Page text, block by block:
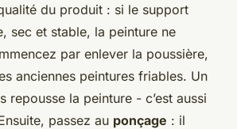
du produit : si le support
sec et stable, la peinture ne
par enlever la poussière,
anciennes peintures friables. Un
repousse la peinture - c’est aussi
passez au ponçage : il